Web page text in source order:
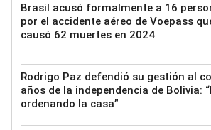
Brasil acusó formalmente a 16
por el accidente aéreo de Voepass
causó 62 muertes en 2024
Rodrigo Paz defendió su gestión al
años de la independencia de Bolivia:
ordenando la casa”